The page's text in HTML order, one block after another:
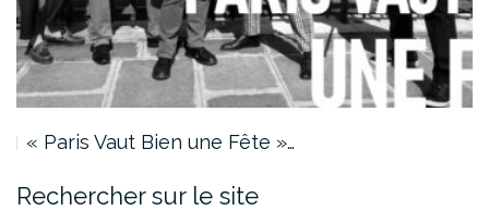
« Paris Vaut Bien une Fête »…
Rechercher sur le site